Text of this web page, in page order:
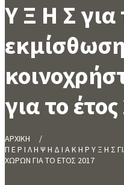
Υ Ξ Η Σ για
εκμίσθωση
για το
ΑΡΧΙΚΗ
Π Ε Ρ Ι Λ Η Ψ Η Δ Ι Α Κ Η Ρ Υ Ξ Η
ΧΩΡΩΝ ΓΙΑ ΤΟ ΕΤΟΣ 2017